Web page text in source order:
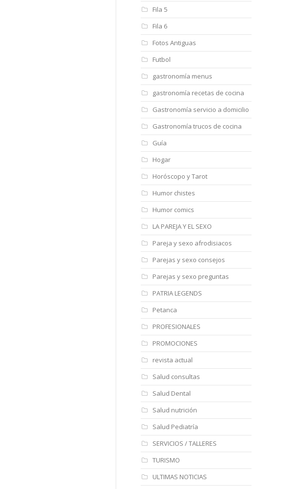
Fila 5
Fila 6
Fotos Antiguas
Futbol
gastronomía menus
gastronomía recetas de cocina
Gastronomía servicio a domicilio
Gastronomía trucos de cocina
Guía
Hogar
Horóscopo y Tarot
Humor chistes
Humor comics
LA PAREJA Y EL SEXO
Pareja y sexo afrodisiacos
Parejas y sexo consejos
Parejas y sexo preguntas
PATRIA LEGENDS
Petanca
PROFESIONALES
PROMOCIONES
revista actual
Salud consultas
Salud Dental
Salud nutrición
Salud Pediatría
SERVICIOS / TALLERES
TURISMO
ULTIMAS NOTICIAS